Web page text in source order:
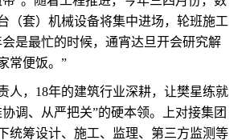
（套）机械设备将集中进场，轮班施工
是最忙的时候，通宵达旦开会研究解
常便饭。”
，18年的建筑行业深耕，让樊星练就
调、从严把关”的硬本领。上对接集团
统筹设计、施工、监理、第三方监测等